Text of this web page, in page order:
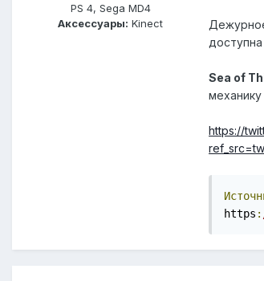
PS 4, Sega MD4
Аксессуары: Kinect
Sea of
https://
https :